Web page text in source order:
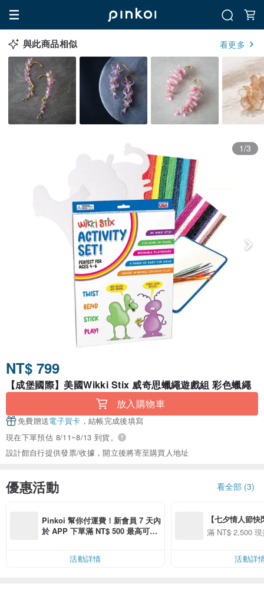
與此商品相似 看更多
1/3
NT$ 799
【成堡國際】美國Wikki Stix 威奇思蠟繩遊戲組 彩色蠟繩
放入購物車
免費贈送電子賀卡 ，結帳完成後填寫
現在下單預估 8/11~8/13 到貨。
設計館自行提供發票/收據，開立後將寄至購買人地址
優惠活動 看全部 (3)
Pinkoi 幫你付運費！新會員 7 天內
於 APP 下單滿 NT$ 500 最高可折
活動詳情
【七夕情人節
用 APP 購買任
滿 NT$ 2,500
活動詳